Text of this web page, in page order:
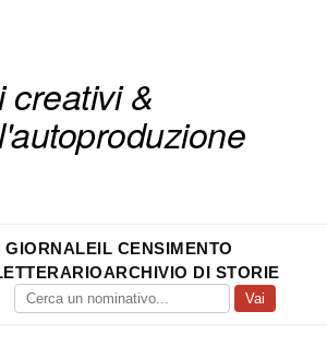
creativi &
GIORNALEIL CENSIMENTO
ARCHIVIO DI STORIE
Vai